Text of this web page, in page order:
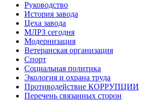
Руководство
История завода
Цеха завода
МЛРЗ сегодня
Модернизация
Ветеранская организация
Спорт
Социальная политика
Экология и охрана труда
Противодействие КОРРУПЦИИ
Перечень связанных сторон